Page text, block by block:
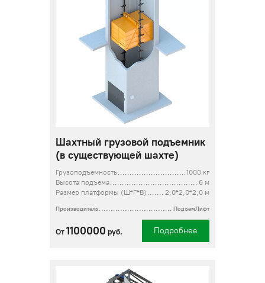
Шахтный грузовой подъемник
(в существующей шахте)
Грузоподъемность
1000 кг
Высота подъема
6 м
Размер платформы (Ш*Г*В)
2,0*2,0*2,0 м
Производитель ПодъемЛифт
От 1100000 руб. Подробнее